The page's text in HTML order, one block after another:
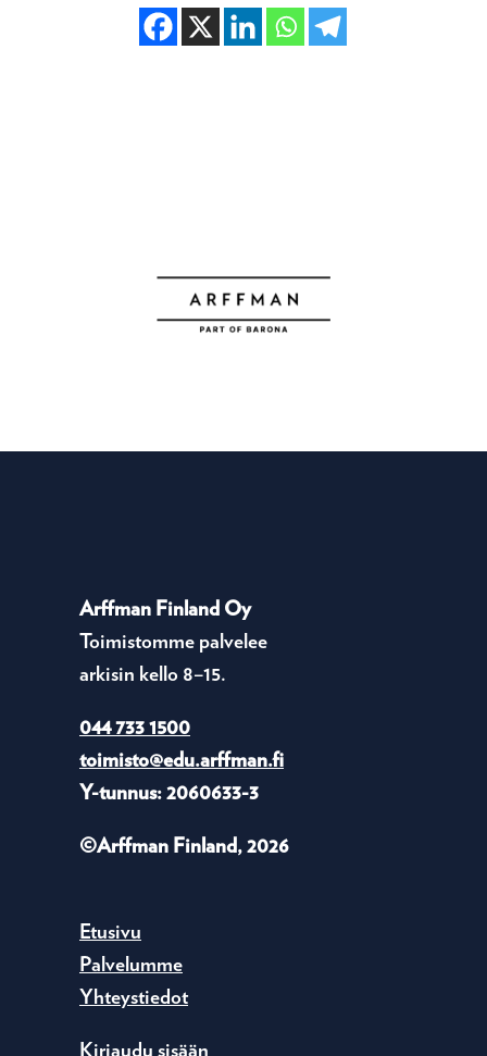
Arffman Finland Oy
Toimistomme palvelee
arkisin kello 8–15.
044 733 1500
toimisto@edu.arffman.fi
Y-tunnus: 2060633-3
©Arffman Finland, 2026
Etusivu
Palvelumme
Yhteystiedot
Kirjaudu sisään